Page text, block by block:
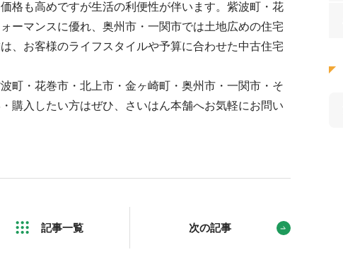
格も高めですが生活の利便性が伴います。紫波町・花
ーマンスに優れ、奥州市・一関市では土地広めの住宅
、お客様のライフスタイルや予算に合わせた中古住宅
町・花巻市・北上市・金ヶ崎町・奥州市・一関市・そ
購入したい方はぜひ、さいはん本舗へお気軽にお問い
記事一覧 次の記事